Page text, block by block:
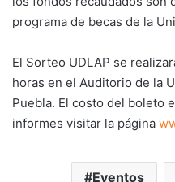
programa de becas de la
El Sorteo UDLAP se
horas en el Auditorio de la
Puebla. El costo del boleto
informes visitar la página
Eventos